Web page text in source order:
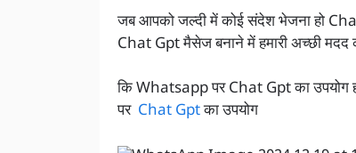
जब आपको जल्दी में कोई संदेश भेजना हो
Chat Gpt मैसेज बनाने में हमारी अच्छी मदद
कि Whatsapp पर Chat Gpt का उपयोग
पर Chat Gptका उपयोग